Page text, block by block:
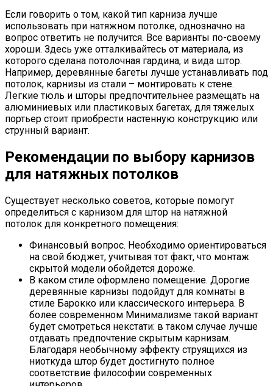
Если говорить о том, какой тип карниза лучше
использовать при натяжном потолке, однозначно на
вопрос ответить не получится. Все варианты по-своему
хороши. Здесь уже отталкивайтесь от материала, из
которого сделана потолочная гардина, и вида штор.
Например, деревянные багеты лучше устанавливать под
потолок, карнизы из стали – монтировать к стене.
Легкие тюль и шторы предпочтительнее размещать на
алюминиевых или пластиковых багетах, для тяжелых
портьер стоит приобрести настенную конструкцию или
струнный вариант.
Рекомендации по выбору карнизов
для натяжных потолков
Существует несколько советов, которые помогут
определиться с карнизом для штор на натяжной
потолок для конкретного помещения:
Финансовый вопрос. Необходимо ориентироваться
на свой бюджет, учитывая тот факт, что монтаж
скрытой модели обойдется дороже.
В каком стиле оформлено помещение. Дорогие
деревянные карнизы подойдут для комнаты в
стиле Барокко или классического интерьера. В
более современном Минимализме такой вариант
будет смотреться некстати: в таком случае лучше
отдавать предпочтение скрытым карнизам.
Благодаря необычному эффекту струящихся из
ниоткуда штор будет достигнуто полное
соответствие философии современных